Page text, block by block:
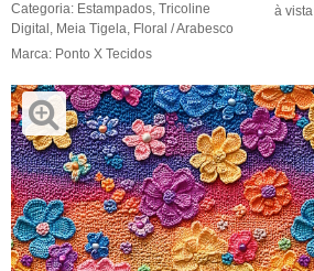
Categoria: Estampados, Tricoline
Digital , Meia Tigela, Floral / Arabesco
Marca: Ponto X Tecidos
à vista